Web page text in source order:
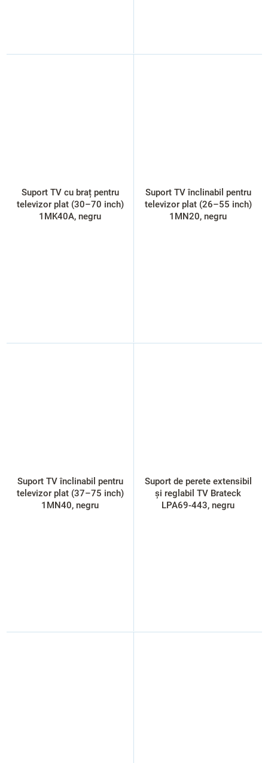
Suport TV cu braț pentru
televizor plat (30–70 inch)
1MK40A, negru
Suport TV înclinabil pentru
televizor plat (26–55 inch)
1MN20, negru
Suport TV înclinabil pentru
televizor plat (37–75 inch)
1MN40, negru
Suport de perete extensibil
și reglabil TV Brateck
LPA69-443, negru